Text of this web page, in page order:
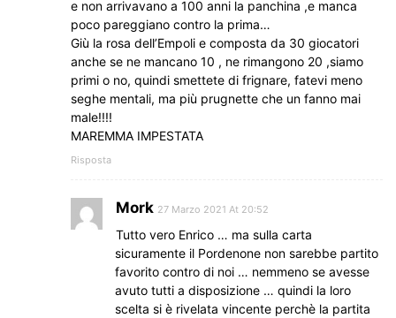
e non arrivavano a 100 anni la panchina ,e manca
poco pareggiano contro la prima…
Giù la rosa dell’Empoli e composta da 30 giocatori
anche se ne mancano 10 , ne rimangono 20 ,siamo
primi o no, quindi smettete di frignare, fatevi meno
seghe mentali, ma più prugnette che un fanno mai
male!!!!
MAREMMA IMPESTATA
Risposta
Mork 27 Marzo 2021 At 20:52
Tutto vero Enrico … ma sulla carta
sicuramente il Pordenone non sarebbe partito
favorito contro di noi … nemmeno se avesse
avuto tutti a disposizione … quindi la loro
scelta si è rivelata vincente perchè la partita